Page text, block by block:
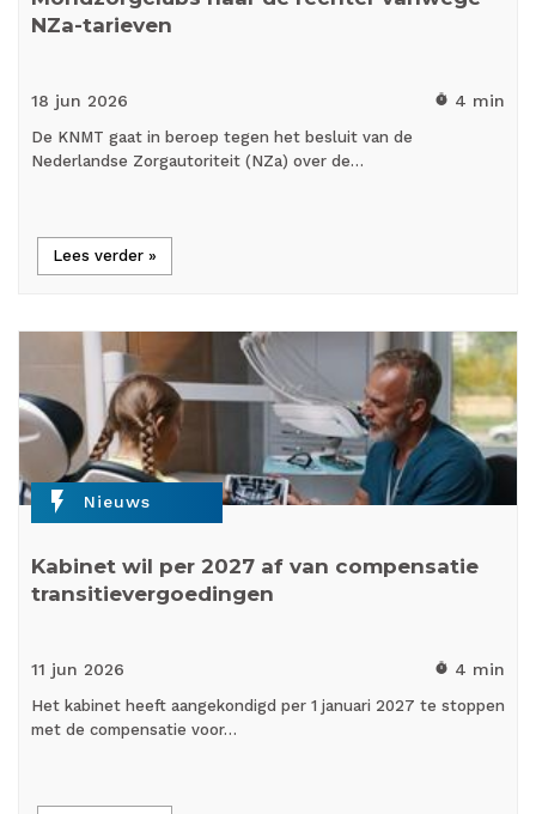
NZa-tarieven
18 jun 2026 timer 4 min
De KNMT gaat in beroep tegen het besluit van de
Nederlandse Zorgautoriteit (NZa) over de…
Lees verder »
flash_on Nieuws
Kabinet wil per 2027 af van compensatie
transitievergoedingen
11 jun 2026 timer 4 min
Het kabinet heeft aangekondigd per 1 januari 2027 te stoppen
met de compensatie voor…